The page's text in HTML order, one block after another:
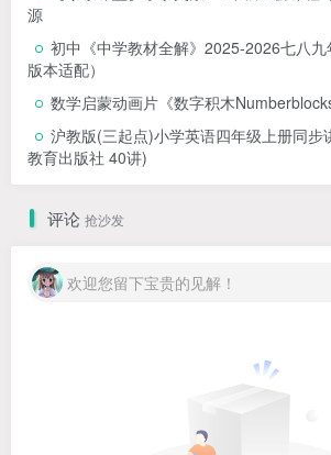
源
初中《中学教材全解》2025-2026七八
版本适配）
数学启蒙动画片《数字积木
沪教版(三起点)小学英语四年级上册同步
教育出版社 40讲)
评论 抢沙发
欢迎您留下宝贵的见解！